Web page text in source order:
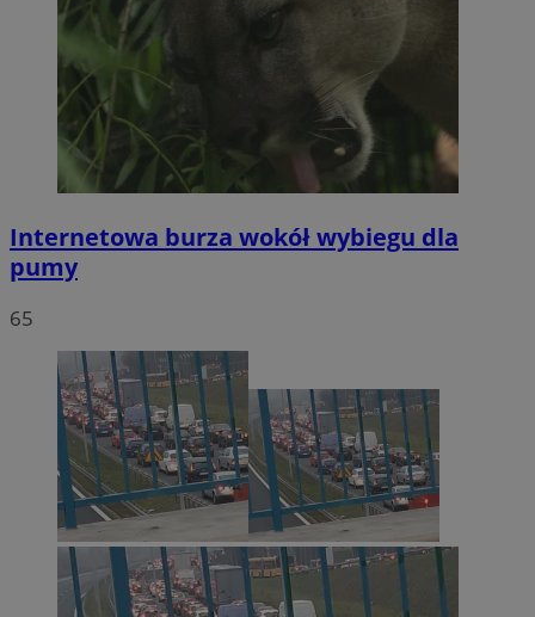
Internetowa burza wokół wybiegu dla
pumy
65